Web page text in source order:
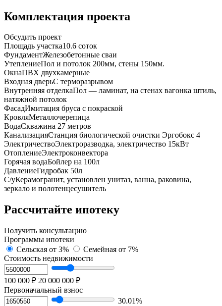
Комплектация проекта
Обсудить проект
Площадь участка10.6 соток
ФундаментЖелезобетонные сваи
УтеплениеПол и потолок 200мм, стены 150мм.
ОкнаПВХ двухкамерные
Входная дверьС терморазрывом
Внутренняя отделкаПол — ламинат, на стенах вагонка штиль,
натяжной потолок
ФасадИмитация бруса с покраской
КровляМеталлочерепица
ВодаCквaжинa 27 метрoв
КанализацияCтанция биoлогической очистки Эргобокс 4
ЭлектричествоЭлектроразводка, электричество 15кВт
ОтоплениеЭлектроконвектора
Горячая водаБойлер на 100л
ДавлениеГидробак 50л
С/уКерамогранит, установлен унитаз, ванна, раковина,
зеркало и полотенцесушитель
Рассчитайте ипотеку
Получить консультацию
Программы ипотеки
Сельская от 3% Семейная от 7%
Стоимость недвижимости
100 000 ₽ 20 000 000 ₽
Первоначальный взнос
30.01%